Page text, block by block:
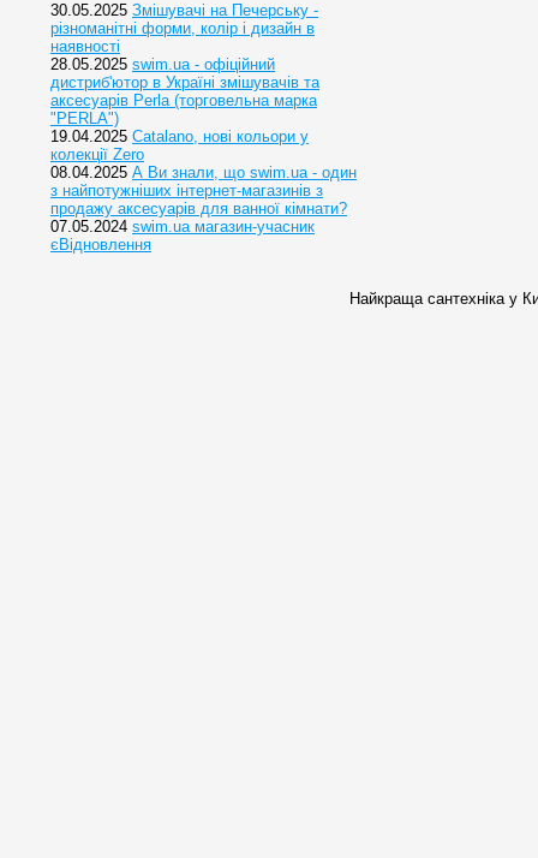
30.05.2025 Змішувачі на Печерську -
різноманітні форми, колір і дизайн в
наявності
28.05.2025 swim.ua - офіційний
дистриб'ютор в Україні змішувачів та
аксесуарів Perla (торговельна марка
"PERLA")
19.04.2025 Catalano, нові кольори у
колекції Zero
08.04.2025 А Ви знали, що swim.ua - один
з найпотужніших інтернет-магазинів з
продажу аксесуарів для ванної кімнати?
07.05.2024 swim.ua магазин-учасник
єВідновлення
Найкраща сантехніка у